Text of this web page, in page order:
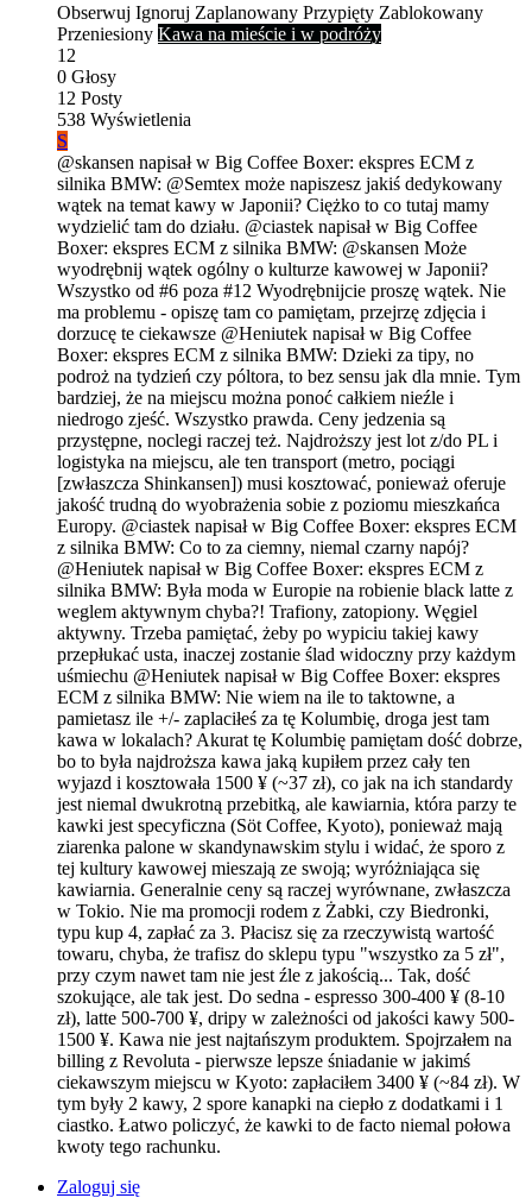
Obserwuj Ignoruj Zaplanowany Przypięty Zablokowany
Przeniesiony Kawa na mieście i w podróży
12
0 Głosy
12 Posty
538 Wyświetlenia
S
@skansen napisał w Big Coffee Boxer: ekspres ECM z
silnika BMW: @Semtex może napiszesz jakiś dedykowany
wątek na temat kawy w Japonii? Ciężko to co tutaj mamy
wydzielić tam do działu. @ciastek napisał w Big Coffee
Boxer: ekspres ECM z silnika BMW: @skansen Może
wyodrębnij wątek ogólny o kulturze kawowej w Japonii?
Wszystko od #6 poza #12 Wyodrębnijcie proszę wątek. Nie
ma problemu - opiszę tam co pamiętam, przejrzę zdjęcia i
dorzucę te ciekawsze @Heniutek napisał w Big Coffee
Boxer: ekspres ECM z silnika BMW: Dzieki za tipy, no
podroż na tydzień czy póltora, to bez sensu jak dla mnie. Tym
bardziej, że na miejscu można ponoć całkiem nieźle i
niedrogo zjeść. Wszystko prawda. Ceny jedzenia są
przystępne, noclegi raczej też. Najdroższy jest lot z/do PL i
logistyka na miejscu, ale ten transport (metro, pociągi
[zwłaszcza Shinkansen]) musi kosztować, ponieważ oferuje
jakość trudną do wyobrażenia sobie z poziomu mieszkańca
Europy. @ciastek napisał w Big Coffee Boxer: ekspres ECM
z silnika BMW: Co to za ciemny, niemal czarny napój?
@Heniutek napisał w Big Coffee Boxer: ekspres ECM z
silnika BMW: Była moda w Europie na robienie black latte z
weglem aktywnym chyba?! Trafiony, zatopiony. Węgiel
aktywny. Trzeba pamiętać, żeby po wypiciu takiej kawy
przepłukać usta, inaczej zostanie ślad widoczny przy każdym
uśmiechu @Heniutek napisał w Big Coffee Boxer: ekspres
ECM z silnika BMW: Nie wiem na ile to taktowne, a
pamietasz ile +/- zaplaciłeś za tę Kolumbię, droga jest tam
kawa w lokalach? Akurat tę Kolumbię pamiętam dość dobrze,
bo to była najdroższa kawa jaką kupiłem przez cały ten
wyjazd i kosztowała 1500 ¥ (~37 zł), co jak na ich standardy
jest niemal dwukrotną przebitką, ale kawiarnia, która parzy te
kawki jest specyficzna (Söt Coffee, Kyoto), ponieważ mają
ziarenka palone w skandynawskim stylu i widać, że sporo z
tej kultury kawowej mieszają ze swoją; wyróżniająca się
kawiarnia. Generalnie ceny są raczej wyrównane, zwłaszcza
w Tokio. Nie ma promocji rodem z Żabki, czy Biedronki,
typu kup 4, zapłać za 3. Płacisz się za rzeczywistą wartość
towaru, chyba, że trafisz do sklepu typu "wszystko za 5 zł",
przy czym nawet tam nie jest źle z jakością... Tak, dość
szokujące, ale tak jest. Do sedna - espresso 300-400 ¥ (8-10
zł), latte 500-700 ¥, dripy w zależności od jakości kawy 500-
1500 ¥. Kawa nie jest najtańszym produktem. Spojrzałem na
billing z Revoluta - pierwsze lepsze śniadanie w jakimś
ciekawszym miejscu w Kyoto: zapłaciłem 3400 ¥ (~84 zł). W
tym były 2 kawy, 2 spore kanapki na ciepło z dodatkami i 1
ciastko. Łatwo policzyć, że kawki to de facto niemal połowa
kwoty tego rachunku.
Zaloguj się